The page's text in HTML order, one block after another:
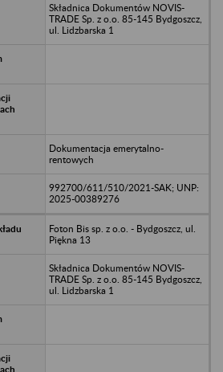
Składnica Dokumentów NOVIS-
TRADE Sp. z o.o. 85-145 Bydgoszcz,
ul. Lidzbarska 1
Dokumentacja emerytalno-
rentowych
992700/611/510/2021-SAK; UNP:
2025-00389276
Foton Bis sp. z o.o. - Bydgoszcz, ul.
Piękna 13
Składnica Dokumentów NOVIS-
TRADE Sp. z o.o. 85-145 Bydgoszcz,
ul. Lidzbarska 1